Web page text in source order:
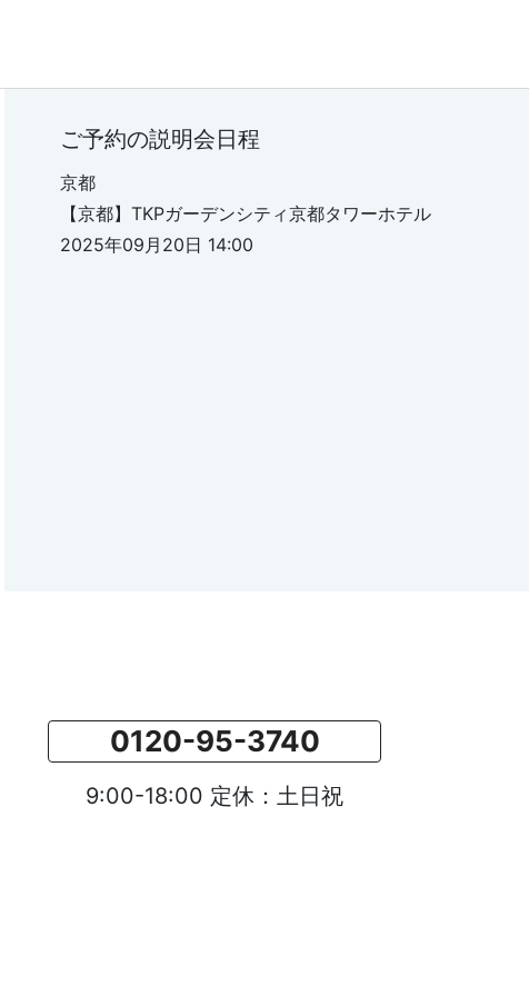
ご予約の説明会日程
京都
【京都】TKPガーデンシティ京都タワーホテル
2025年09月20日 14:00
0120-95-3740
9:00-18:00 定休：土日祝